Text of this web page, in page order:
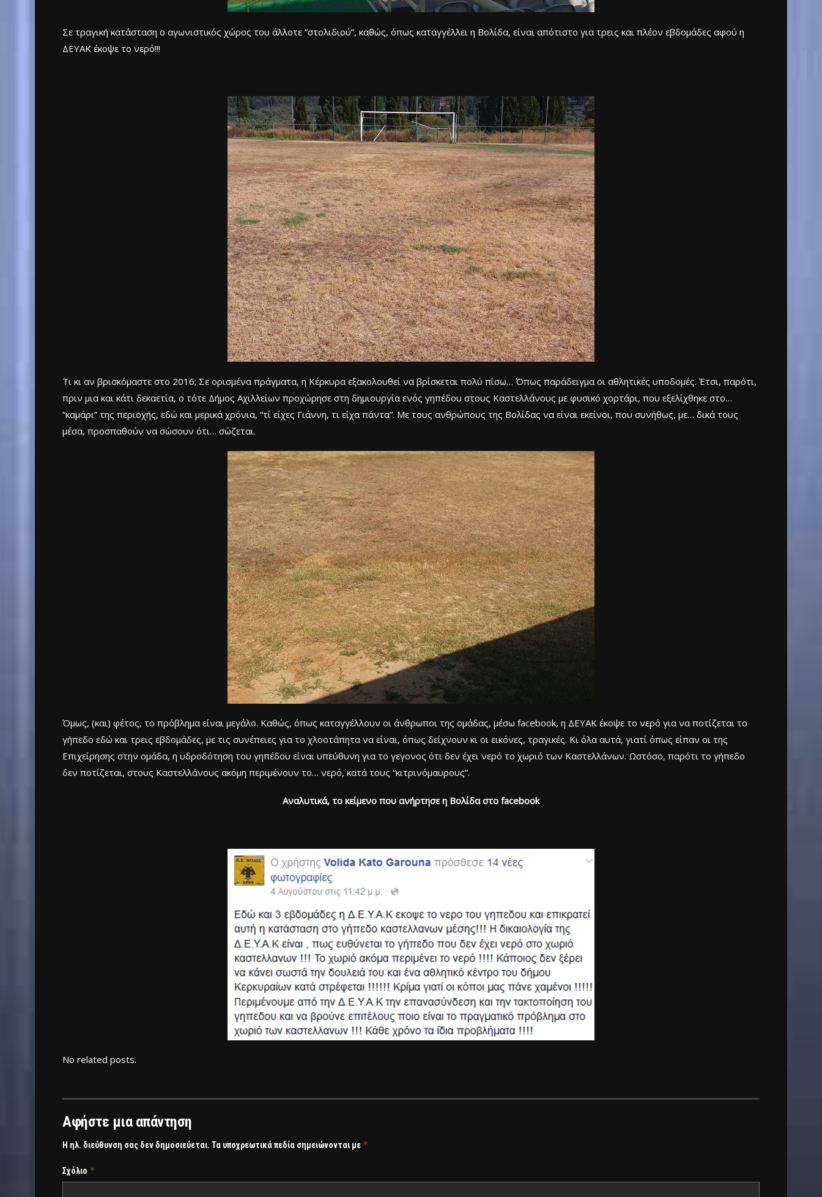
Σε τραγική κατάσταση ο αγωνιστικός χώρος του άλλοτε “στολιδιού”, καθώς, όπως καταγγέλλει η Βολίδα, είναι απότιστο για τρεις και πλέον εβδομάδες αφού η
ΔΕΥΑΚ έκοψε το νερό!!!
Τι κι αν βρισκόμαστε στο 2016; Σε ορισμένα πράγματα, η Κέρκυρα εξακολουθεί να βρίσκεται πολύ πίσω… Όπως παράδειγμα οι αθλητικές υποδομές. Έτσι, παρότι,
πριν μια και κάτι δεκαετία, ο τότε Δήμος Αχιλλείων προχώρησε στη δημιουργία ενός γηπέδου στους Καστελλάνους με φυσικό χορτάρι, που εξελίχθηκε στο…
“καμάρι” της περιοχής, εδώ και μερικά χρόνια, “τί είχες Γιάννη, τι είχα πάντα”. Με τους ανθρώπους της Βολίδας να είναι εκείνοι, που συνήθως, με… δικά τους
μέσα, προσπαθούν να σώσουν ότι… σώζεται.
Όμως, (και) φέτος, το πρόβλημα είναι μεγάλο. Καθώς, όπως καταγγέλλουν οι άνθρωποι της ομάδας, μέσω facebook, η ΔΕΥΑΚ έκοψε το νερό για να ποτίζεται το
γήπεδο εδώ και τρεις εβδομάδες, με τις συνέπειες για το χλοοτάπητα να είναι, όπως δείχνουν κι οι εικόνες, τραγικές. Κι όλα αυτά, γιατί όπως είπαν οι της
Επιχείρησης στην ομάδα, η υδροδότηση του γηπέδου είναι υπεύθυνη για το γεγονος ότι δεν έχει νερό το χωριό των Καστελλάνων. Ωστόσο, παρότι το γήπεδο
δεν ποτίζεται, στους Καστελλάνους ακόμη περιμένουν το… νερό, κατά τους “κιτρινόμαυρους”.
Αναλυτικά, το κείμενο που ανήρτησε η Βολίδα στο facebook
No related posts.
Αφήστε μια απάντηση
Η ηλ. διεύθυνση σας δεν δημοσιεύεται. Τα υποχρεωτικά πεδία σημειώνονται με *
Σχόλιο *